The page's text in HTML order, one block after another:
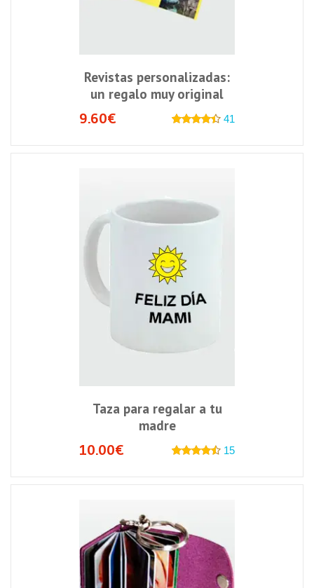
Revistas personalizadas:
un regalo muy original
9.60€
41
Taza para regalar a tu
madre
10.00€
15